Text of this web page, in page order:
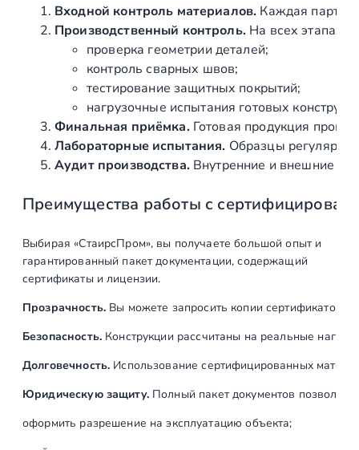
о
в
й
л
т
й
A
I
3
Входной контроль материалов. Каждая партия
Производственный контроль.На всех этапах
проверка геометрии деталей;
контроль сварных швов;
тестирование защитных покрытий;
нагрузочные испытания готовых
Финальная приёмка.Готовая продукция
Лабораторные испытания. Образцы регулярно
Аудит производства.Внутренние и внешние
Преимущества работы с
Выбирая «СтаирсПром», вы получаете большой опыт и
гарантированный пакет документации, содержащий
сертификаты и лицензии.
Прозрачность.Вы можете запросить копии сертификатов
Безопасность.Конструкции рассчитаны на реальные
Долговечность. Использование сертифицированных
Юридическую защиту.Полный пакет документов позволяет:
оформить разрешение на эксплуатацию объекта;